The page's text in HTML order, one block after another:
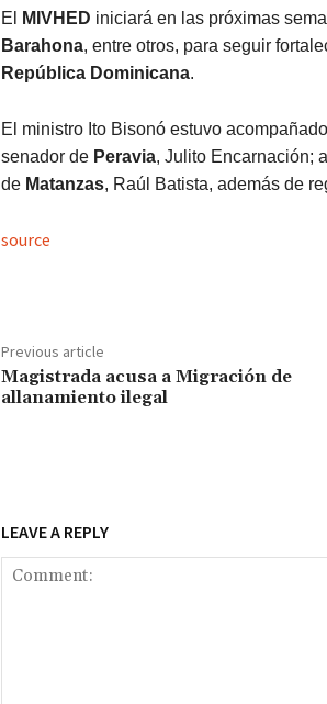
El MIVHED iniciará en las próximas
Barahona, entre otros, para seguir
República Dominicana.
El ministro Ito Bisonó estuvo
senador de Peravia, Julito Encarnación;
de Matanzas, Raúl Batista, además de
source
Previous article
Magistrada acusa a Migración de
allanamiento ilegal
LEAVE A REPLY